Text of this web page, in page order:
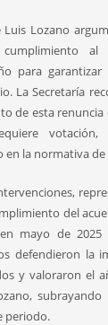
Luis Lozano
al
para
La Secretaría
de esta
la normativa de
del
mayo de
defendieron la
y valoraron el
periodo.